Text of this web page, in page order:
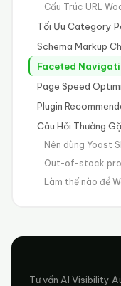
Cấu Trúc URL
Tối Ưu Category
Schema Markup
Faceted
Page Speed
Plugin
Câu Hỏi Thường
Nên dùng Yoast
Out-of-stock
Làm thế nào để
Tư vấn AI Visibility